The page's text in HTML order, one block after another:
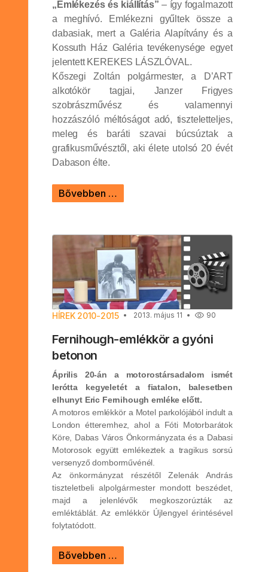
„Emlékezés és kiállítás” – így fogalmazott
a meghívó. Emlékezni gyűltek össze a
dabasiak, mert a Galéria Alapítvány és a
Kossuth Ház Galéria tevékenysége egyet
jelentett KEREKES LÁSZLÓVAL.
Kőszegi Zoltán polgármester, a D’ART
alkotókör tagjai, Janzer Frigyes
szobrászművész és valamennyi
hozzászóló méltóságot adó, tiszteletteljes,
meleg és baráti szavai búcsúztak a
grafikusművésztől, aki élete utolsó 20 évét
Dabason élte.
Bővebben …
HÍREK 2010-2015 2013. május 11 90
Fernihough-emlékkör a gyóni
betonon
Április 20-án a motorostársadalom ismét
lerótta kegyeletét a fiatalon, balesetben
elhunyt Eric Fernihough emléke előtt.
A motoros emlékkör a Motel parkolójából indult a
London étteremhez, ahol a Fóti Motorbarátok
Köre, Dabas Város Önkormányzata és a Dabasi
Motorosok együtt emlékeztek a tragikus sorsú
versenyző domborművénél.
Az önkormányzat részétől Zelenák András
tiszteletbeli alpolgármester mondott beszédet,
majd a jelenlévők megkoszorúzták az
emléktáblát. Az emlékkör Újlengyel érintésével
folytatódott.
Bővebben …